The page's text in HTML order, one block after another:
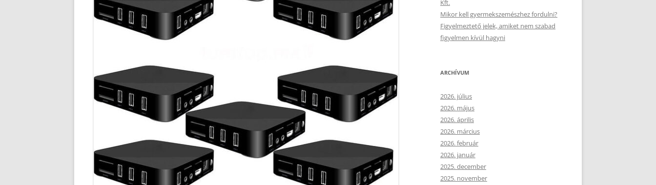
Kft.
Mikor kell gyermekszemészhez fordulni?
Figyelmeztető jelek, amiket nem szabad
figyelmen kívül hagyni
ARCHÍVUM
2026. július
2026. május
2026. április
2026. március
2026. február
2026. január
2025. december
2025. november